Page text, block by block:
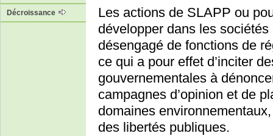
Décroissance
Les actions de SLAPP ou
développer dans les sociétés
désengagé de fonctions de
ce qui a pour effet d’inciter
gouvernementales à
campagnes d’opinion et de
domaines
des libertés publiques.